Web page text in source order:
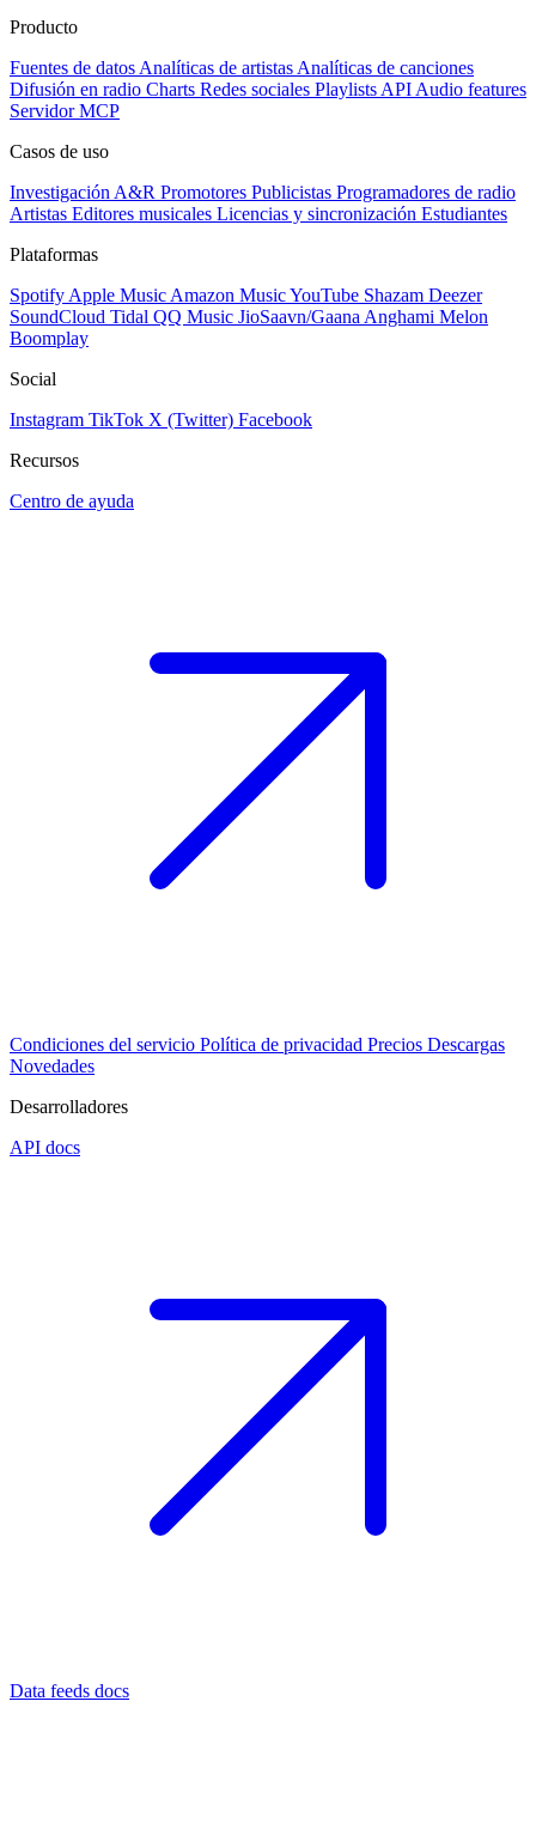
Producto
Fuentes de datos Analíticas de artistas Analíticas de canciones
Difusión en radio Charts Redes sociales Playlists API Audio features
Servidor MCP
Casos de uso
Investigación A&R Promotores Publicistas Programadores de radio
Artistas Editores musicales Licencias y sincronización Estudiantes
Plataformas
Spotify Apple Music Amazon MusicYouTube Shazam Deezer
SoundCloud Tidal QQ Music JioSaavn/Gaana Anghami Melon
Boomplay
Social
Instagram TikTok X (Twitter) Facebook
Recursos
Centro de ayuda
Condiciones del servicio Política de privacidad Precios Descargas
Novedades
Desarrolladores
API docs
Data feeds docs